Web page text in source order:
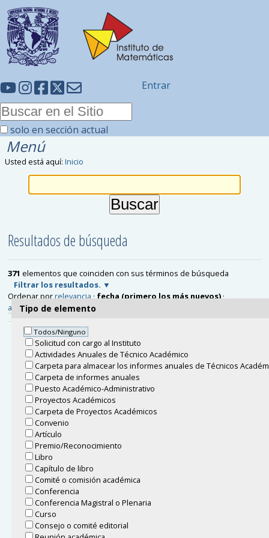
solo en sección actual
Entrar
Menú
Usted está aquí: Inicio
Resultados de búsqueda
371 elementos que coinciden con sus términos de búsqueda
Filtrar los resultados.
Tipo de elemento
Todos/Ninguno
Solicitud con cargo al Instituto
Actividades Anuales de Técnico Académico
Carpeta para almacear los informes anuales de Técnicos
Carpeta de informes anuales
Puesto Académico-Administrativo
Proyectos Académicos
Carpeta de Proyectos Académicos
Convenio
Artículo
Premio/Reconocimiento
Libro
Capítulo de libro
Comité o comisión académica
Conferencia
Conferencia Magistral o Plenaria
Curso
Consejo o comité editorial
Ordenar porrelevancia·fecha (primero los más nuevos)·
alfabéticamente
Programa de Estancias de investigación en la UNAM 2024
Primer Periodo
Ubicado enAcerca del IM /Avisos
Rostislav Grigorchuk, invitado de Peter Makienko, del 17 al
24 de noviembre de 2023
Ubicado en Acerca del IM
Marco Antonio Pérez Bullones, invitado de Octavio
Mendoza del 17 de noviembre al 15 de diciembre de 2023
Ubicado en
Acerca del IM
CIENPiés Matemático Preparatoria número 7
Ubicado enActividades académicas
divulgación
Asume Leonardo Lomelí Vanegas la rectoría de la UNAM
para el período 2023-2027
Ubicado en Acerca del IM /Noticias